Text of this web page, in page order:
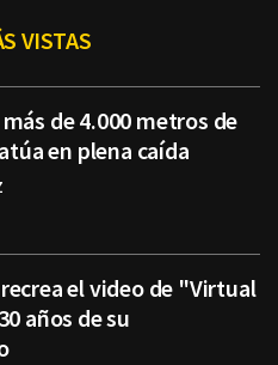
VISTAS
de 4.000 metros de
en plena caída
el video de "Virtual
años de su